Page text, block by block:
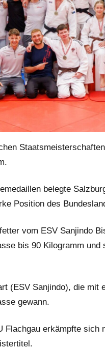
belegte
Position des
vom ESV Sanjindo
bis 90 Kilogramm
(ESV Sanjindo), die
gewann.
erkämpfte sich